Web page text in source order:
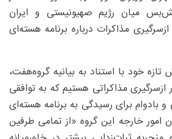
میان رژیم صهیونیستی و ایران
مذاکرات درباره برنامه هسته‌ای
تازه خود با استناد به بیانیه گروه‌هفت،
مذاکراتی هستیم که به توافقی
و بادوام برای رسیدگی به برنامه هسته‌ای
امور خارجه این گروه «از تمامی طرفین